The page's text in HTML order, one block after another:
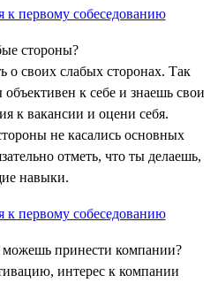
стороны?
о своих слабых сторонах. Так
к себе и знаешь свои
к вакансии и оцени себя.
не касались основных
отметь, что ты делаешь,
навыки.
принести компании?
интерес к компании